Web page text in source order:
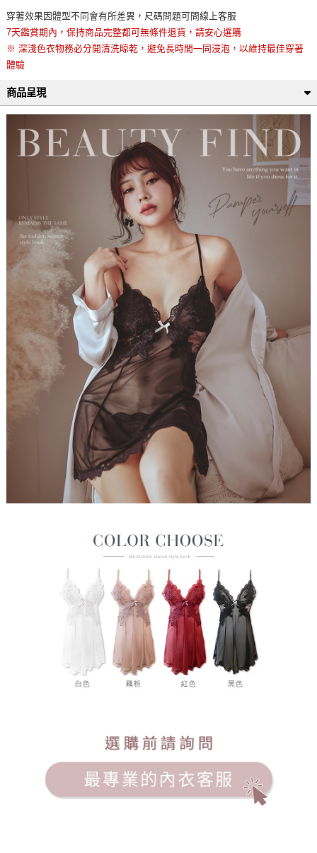
穿著效果因體型不同會有所差異，尺碼問題可問線上客服
7天鑑賞期內，保持商品完整都可無條件退貨，請安心選購
※ 深淺色衣物務必分開清洗晾乾，避免長時間一同浸泡，以維持最佳穿著
體驗
商品呈現